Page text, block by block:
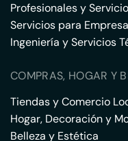
Profesionales y
Servicios para
Ingeniería y Servicios
COMPRAS, HOGAR Y
Tiendas y Comercio
Hogar, Decoración y
Belleza y Estética